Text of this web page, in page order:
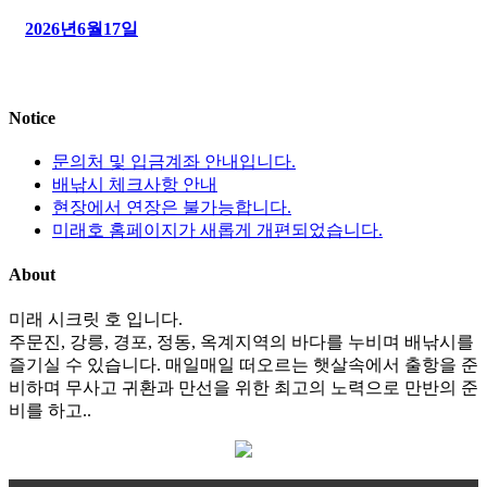
2026년6월17일
Notice
문의처 및 입금계좌 안내입니다.
배낚시 체크사항 안내
현장에서 연장은 불가능합니다.
미래호 홈페이지가 새롭게 개편되었습니다.
About
미래 시크릿 호 입니다.
주문진, 강릉, 경포, 정동, 옥계지역의 바다를 누비며 배낚시를
즐기실 수 있습니다. 매일매일 떠오르는 햇살속에서 출항을 준
비하며 무사고 귀환과 만선을 위한 최고의 노력으로 만반의 준
비를 하고..